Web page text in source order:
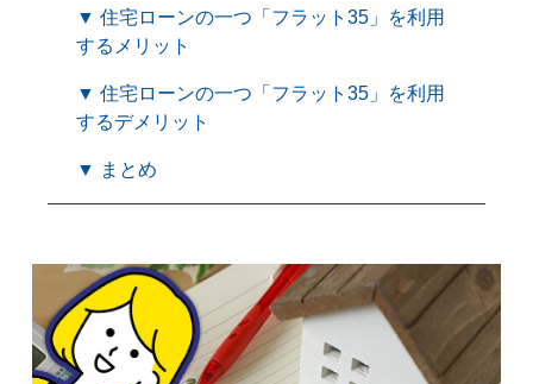
▼ 住宅ローンの一つ「フラット35」を利用
するメリット
▼ 住宅ローンの一つ「フラット35」を利用
するデメリット
▼ まとめ